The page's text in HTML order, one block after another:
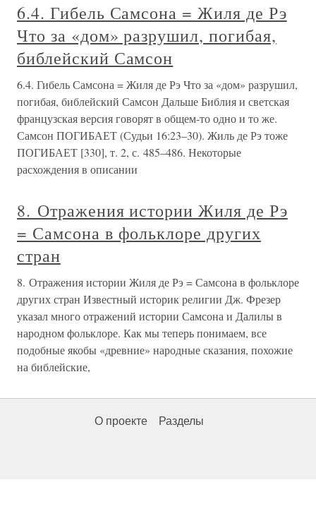
6.4. Гибель Самсона = Жиля де Рэ
Что за «дом» разрушил, погибая,
библейский Самсон
6.4. Гибель Самсона = Жиля де Рэ Что за «дом» разрушил,
погибая, библейский Самсон Дальше Библия и светская
французская версия говорят в общем-то одно и то же.
Самсон ПОГИБАЕТ (Судьи 16:23–30). Жиль де Рэ тоже
ПОГИБАЕТ [330], т. 2, с. 485–486. Некоторые
расхождения в описании
8. Отражения истории Жиля де Рэ
= Самсона в фольклоре других
стран
8. Отражения истории Жиля де Рэ = Самсона в фольклоре
других стран Известный историк религии Дж. Фрезер
указал много отражений истории Самсона и Далилы в
народном фольклоре. Как мы теперь понимаем, все
подобные якобы «древние» народные сказания, похожие
на библейские,
О проекте Разделы